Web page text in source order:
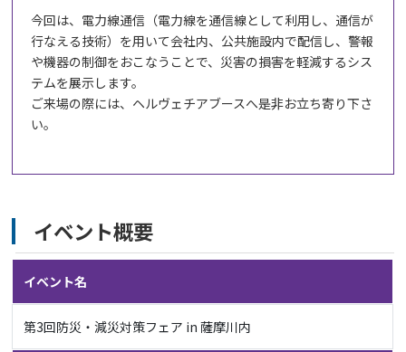
今回は、電力線通信（電力線を通信線として利用し、通信が
行なえる技術）を用いて会社内、公共施設内で配信し、警報
や機器の制御をおこなうことで、災害の損害を軽減するシス
テムを展示します。
ご来場の際には、ヘルヴェチアブースへ是非お立ち寄り下さ
い。
イベント概要
イベント名
第3回防災・減災対策フェア in 薩摩川内